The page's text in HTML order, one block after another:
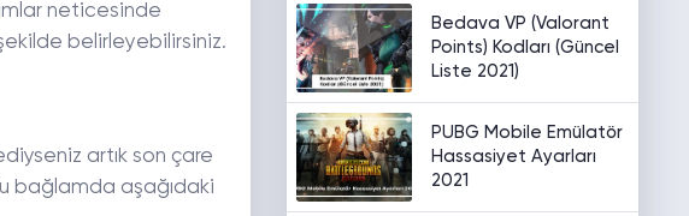
neticesinde
belirleyebilirsiniz.
artık son çare
bağlamda aşağıdaki
Bedava VP (Valorant
Points) Kodları (Güncel
Liste 2021)
PUBG Mobile Emülatör
Hassasiyet Ayarları
2021